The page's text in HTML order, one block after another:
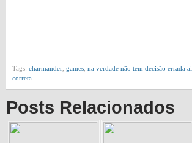
Tags: charmander games na verdade não tem decisão errada ai
correta
Posts Relacionados